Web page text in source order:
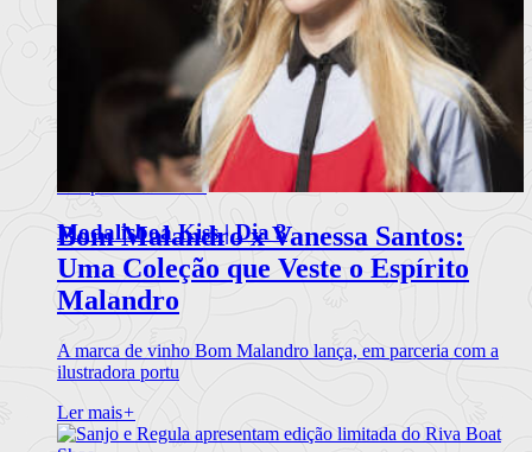
Modalisboa Kiss | Dia 3
Bom Malandro x Vanessa Santos:
Uma Coleção que Veste o Espírito
Malandro
A marca de vinho Bom Malandro lança, em parceria com a
ilustradora portu
Ler mais+